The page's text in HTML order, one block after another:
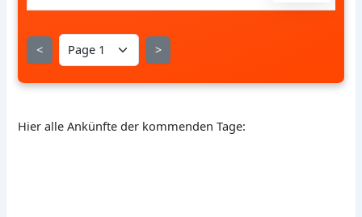
< >
Hier alle Ankünfte der kommenden Tage: